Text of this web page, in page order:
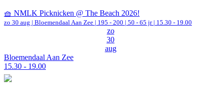
🧺 NMLK Picknicken @ The Beach 2026!
zo 30 aug | Bloemendaal Aan Zee | 195 - 200 | 50 - 65 jr | 15.30 - 19.00
zo
30
aug
Bloemendaal Aan Zee
15.30 - 19.00